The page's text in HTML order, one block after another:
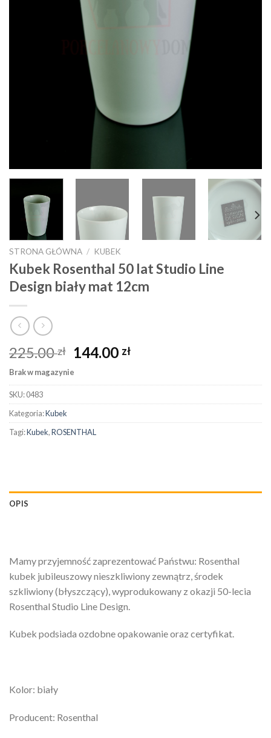
STRONA GŁÓWNA / KUBEK
Kubek Rosenthal 50 lat Studio Line
Design biały mat 12cm
225.00zł 144.00 zł
Brak w magazynie
SKU:0483
Kategoria:Kubek
Tagi:Kubek,ROSENTHAL
OPIS
Mamy przyjemność zaprezentować Państwu: Rosenthal
kubek jubileuszowy nieszkliwiony zewnątrz, środek
szkliwiony (błyszczący), wyprodukowany z okazji 50-lecia
Rosenthal Studio Line Design.
Kubek podsiada ozdobne opakowanie oraz certyfikat.
Kolor: biały
Producent: Rosenthal